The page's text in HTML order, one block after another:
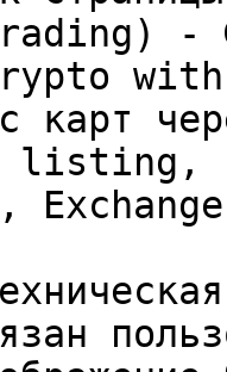
-
с карт
listing,